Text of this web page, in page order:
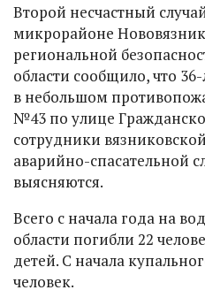
Второй несчастный
микрорайоне
региональной
области сообщило, что
в небольшом
№43 по улице
сотрудники
аварийно-спасательной
выясняются.
Всего с начала года на
области погибли 22
детей. С начала
человек.